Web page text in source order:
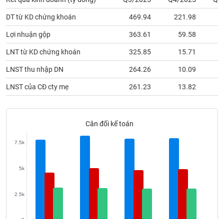
DT từ KD chứng khoán 469.94 221.98
Lợi nhuận gộp 363.61 59.58
LNT từ KD chứng khoán 325.85 15.71
LNST thu nhập DN 264.26 10.09
LNST của CĐ cty mẹ 261.23 13.82
Cân đối kế toán
2.5k
5k
7.5k
phân
tích
(-)
Thuật
ngữ
(-)
Dịch
vụ